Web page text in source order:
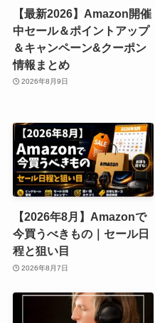
【最新2026】Amazon開催
中セール＆ポイントアップ
＆キャンペーン&クーポン
情報まとめ
2026年8月9日
【2026年8月】Amazonで
今買うべきもの｜セール日
程と狙い目
2026年8月7日